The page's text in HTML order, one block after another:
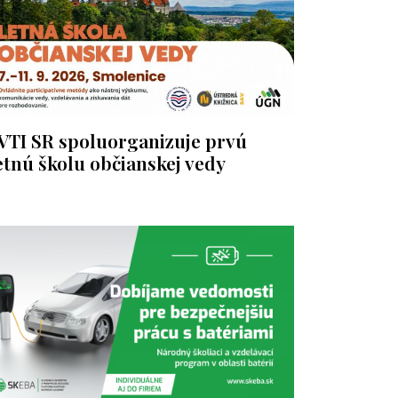
SR spoluorganizuje prvú
školu občianskej vedy